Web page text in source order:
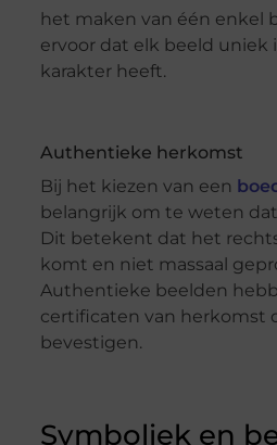
het maken van één enkel
ervoor dat elk beeld uniek
karakter heeft.
Authentieke herkomst
Bij het kiezen van een
belangrijk om te weten
Dit betekent dat het
komt en niet massaal
Authentieke beelden
certificaten van herkomst
bevestigen.
Symboliek en